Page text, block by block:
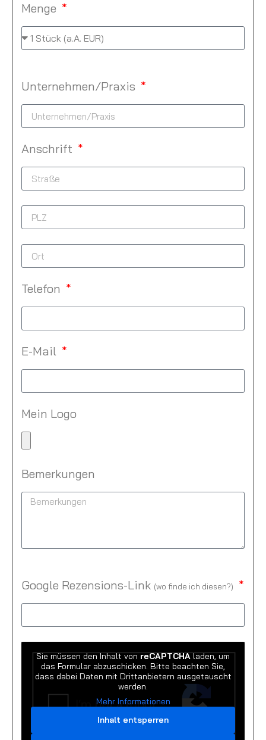
Menge
Unternehmen/Praxis
Anschrift
Telefon
E-Mail
Mein Logo
Bemerkungen
Google Rezensions-Link (wo finde ich diesen?)
Sie müssen den Inhalt vonreCAPTCHAladen, um
das Formular abzuschicken. Bitte beachten Sie,
dass dabei Daten mit Drittanbietern ausgetauscht
werden.
Mehr Informationen
Inhalt entsperren